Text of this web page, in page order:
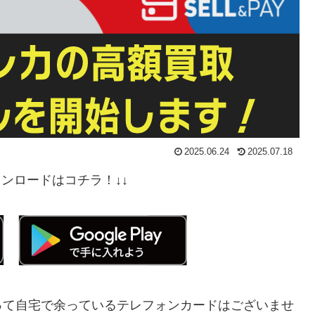
2025.06.24 2025.07.18
ロードはコチラ！↓↓
自宅で余っているテレフォンカードはございませ